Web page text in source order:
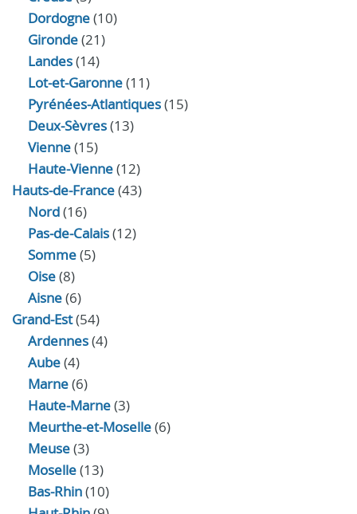
Dordogne(10)
Gironde(21)
Landes(14)
Lot-et-Garonne(11)
Pyrénées-Atlantiques(15)
Deux-Sèvres(13)
Vienne(15)
Haute-Vienne(12)
Hauts-de-France(43)
Nord(16)
Pas-de-Calais(12)
Somme(5)
Oise(8)
Aisne(6)
Grand-Est(54)
Ardennes(4)
Aube(4)
Marne(6)
Haute-Marne(3)
Meurthe-et-Moselle(6)
Meuse(3)
Moselle(13)
Bas-Rhin(10)